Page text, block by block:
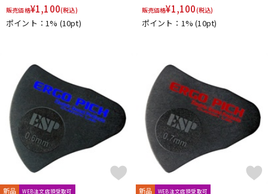
販売価格¥1,100(税込)
ポイント：1% (10pt)
販売価格¥1,100(税込)
ポイント：1%(10pt)
新品 WEB注文店頭受取可 新品 WEB注文店頭受取可